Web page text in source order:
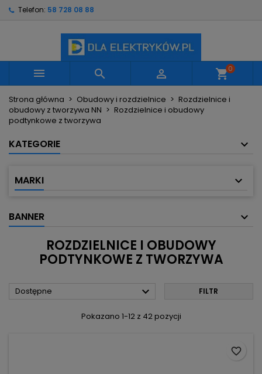
Telefon: 58 728 08 88
   shopping_cart0
Strona główna Obudowy i rozdzielnice
Rozdzielnice i
obudowy z tworzywa NN
Rozdzielnice i obudowy
podtynkowe z tworzywa
KATEGORIE
MARKI
BANNER
ROZDZIELNICE I OBUDOWY
PODTYNKOWE Z TWORZYWA
Dostępne  FILTR
Pokazano 1-12 z 42 pozycji
favorite_border
Utwórz nową listę
((confirmMessage))
Nazwa listy życzeń
Anuluj Utwórz listę życzeń
Musisz być zalogowany by zapisać produkty na
swojej liście życzeń.
Anuluj Zaloguj się